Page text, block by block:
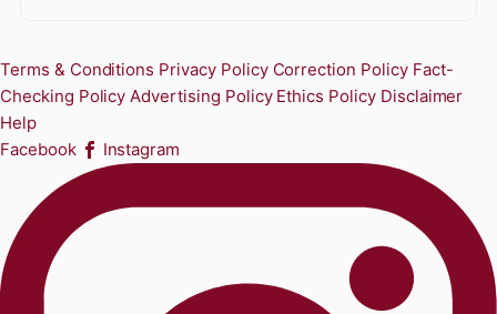
Terms & Conditions Privacy Policy Correction Policy Fact-
Checking Policy Advertising Policy Ethics Policy Disclaimer
Help
Facebook
Instagram